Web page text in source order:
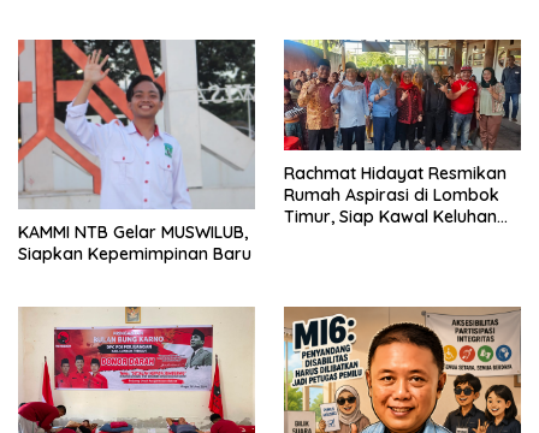
KAMMI NTB Gelar MUSWILUB,
Siapkan Kepemimpinan Baru
Rachmat Hidayat Resmikan
Rumah Aspirasi di Lombok
Timur, Siap Kawal Keluhan